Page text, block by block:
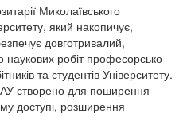
Миколаївського
який накопичує,
довготривалий,
наукових робіт професорсько-
та студентів Університету.
створено для поширення
доступі, розширення